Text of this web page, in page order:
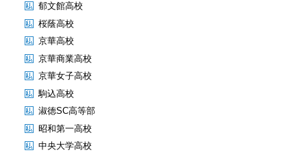
郁文館高校
桜蔭高校
京華高校
京華商業高校
京華女子高校
駒込高校
淑徳SC高等部
昭和第一高校
中央大学高校